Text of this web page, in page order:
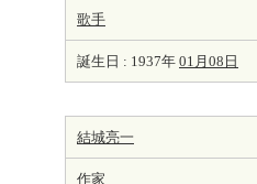
歌手
誕生日 : 1937年 01月08日
結城亮一
作家